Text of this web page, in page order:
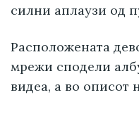
силни аплаузи од
Расположената
мрежи сподели
видеа, а во описот